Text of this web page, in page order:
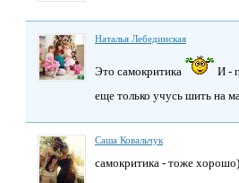
Наталья Лебединская
Это самокритика И -
еще только учусь шить на
Саша Ковальчук
самокритика - тоже